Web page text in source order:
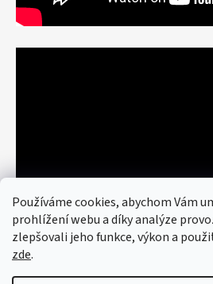
Používáme cookies, abychom Vám
prohlížení webu a díky analýze
zlepšovali jeho funkce, výkon a
zde.